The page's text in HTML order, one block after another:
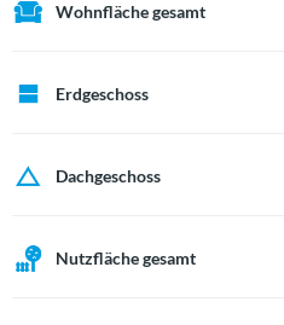
Wohnfläche gesamt
Erdgeschoss
Dachgeschoss
Nutzfläche gesamt